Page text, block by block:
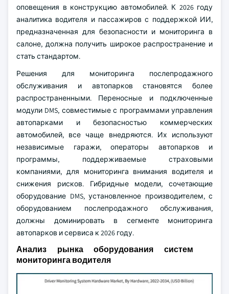
оповещения в конструкцию автомобилей. К 2026 году
аналитика водителя и пассажиров с поддержкой ИИ,
предназначенная для безопасности и мониторинга в
салоне, должна получить широкое распространение и
стать стандартом.
Решения для мониторинга послепродажного
обслуживания и автопарков становятся более
распространенными. Переносные и подключенные
модули DMS, совместимые с программами управления
автопарками и безопасностью коммерческих
автомобилей, все чаще внедряются. Их используют
независимые гаражи, операторы автопарков и
программы, поддерживаемые страховыми
компаниями, для мониторинга внимания водителя и
снижения рисков. Гибридные модели, сочетающие
оборудование DMS, установленное производителем, с
оборудованием послепродажного обслуживания,
должны доминировать в сегменте мониторинга
автопарков и сервиса к 2026 году.
Анализ рынка оборудования систем
мониторинга водителя